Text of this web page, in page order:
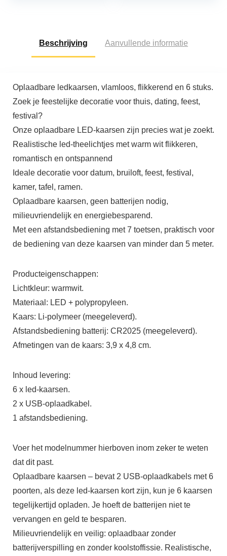
Beschrijving Aanvullende informatie
Oplaadbare ledkaarsen, vlamloos, flikkerend en 6 stuks.
Zoek je feestelijke decoratie voor thuis, dating, feest,
festival?
Onze oplaadbare LED-kaarsen zijn precies wat je zoekt.
Realistische led-theelichtjes met warm wit flikkeren,
romantisch en ontspannend
Ideale decoratie voor datum, bruiloft, feest, festival,
kamer, tafel, ramen.
Oplaadbare kaarsen, geen batterijen nodig,
milieuvriendelijk en energiebesparend.
Met een afstandsbediening met 7 toetsen, praktisch voor
de bediening van deze kaarsen van minder dan 5 meter.
Producteigenschappen:
Lichtkleur: warmwit.
Materiaal: LED + polypropyleen.
Kaars: Li-polymeer (meegeleverd).
Afstandsbediening batterij: CR2025 (meegeleverd).
Afmetingen van de kaars: 3,9 x 4,8 cm.
Inhoud levering:
6 x led-kaarsen.
2 x USB-oplaadkabel.
1 afstandsbediening.
Voer het modelnummer hierboven inom zeker te weten
dat dit past.
Oplaadbare kaarsen – bevat 2 USB-oplaadkabels met 6
poorten, als deze led-kaarsen kort zijn, kun je 6 kaarsen
tegelijkertijd opladen. Je hoeft de batterijen niet te
vervangen en geld te besparen.
Milieuvriendelijk en veilig: oplaadbaar zonder
batterijverspilling en zonder koolstoffissie. Realistische,